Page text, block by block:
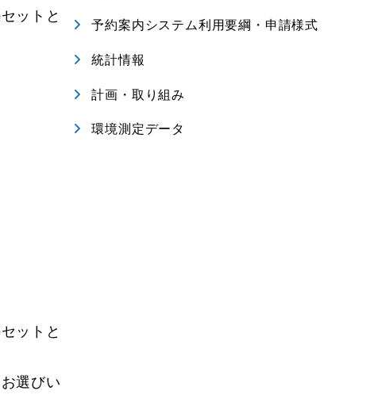
ットと
ットと
選びい
予約案内システム利用要綱・申請様式
統計情報
計画・取り組み
環境測定データ